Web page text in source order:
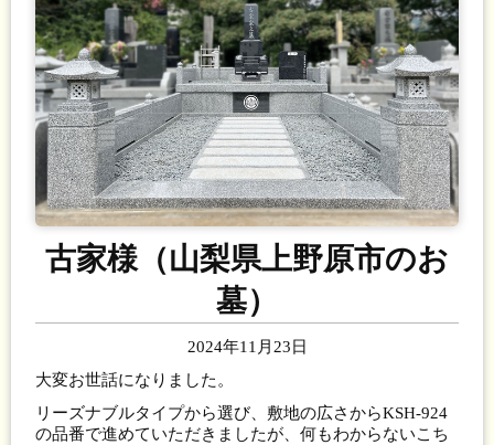
古家様（山梨県上野原市のお
墓）
2024年11月23日
大変お世話になりました。
リーズナブルタイプから選び、敷地の広さからKSH-924
の品番で進めていただきましたが、何もわからないこち